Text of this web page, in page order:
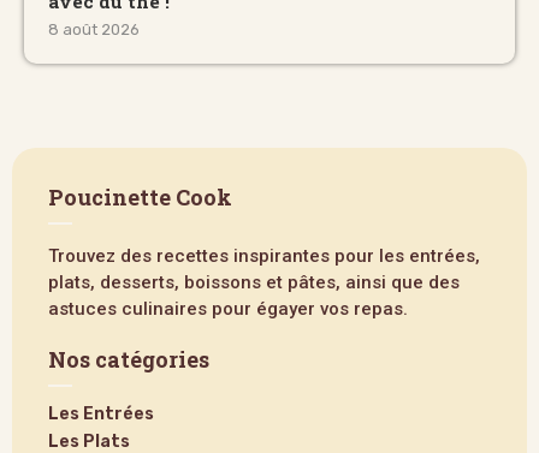
8 août 2026
Poucinette Cook
Trouvez des recettes inspirantes pour les entrées,
plats, desserts, boissons et pâtes, ainsi que des
astuces culinaires pour égayer vos repas.
Nos catégories
Les Entrées
Les Plats